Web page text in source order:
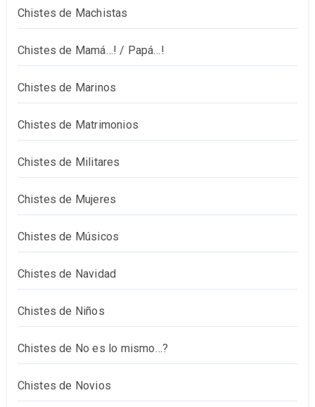
Chistes de Machistas
Chistes de Mamá…! / Papá…!
Chistes de Marinos
Chistes de Matrimonios
Chistes de Militares
Chistes de Mujeres
Chistes de Músicos
Chistes de Navidad
Chistes de Niños
Chistes de No es lo mismo…?
Chistes de Novios